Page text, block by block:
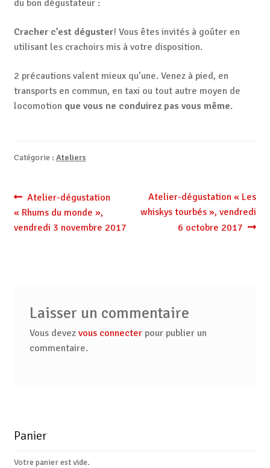
du bon dégustateur :
Cracher c’est déguster! Vous êtes invités à goûter en
utilisant les crachoirs mis à votre disposition.
2 précautions valent mieux qu’une. Venez à pied, en
transports en commun, en taxi ou tout autre moyen de
locomotion que vous ne conduirez pas vous même.
Catégorie : Ateliers
Navigation
de
Article
précédent :
Atelier-dégustation
« Rhums du monde »,
vendredi 3 novembre 2017
Article
suivant :
Atelier-dégustation « Les
whiskys tourbés », vendredi
6 octobre 2017
Laisser un commentaire
Vous devez vous connecterpour publier un
commentaire.
Panier
Votre panier est vide.